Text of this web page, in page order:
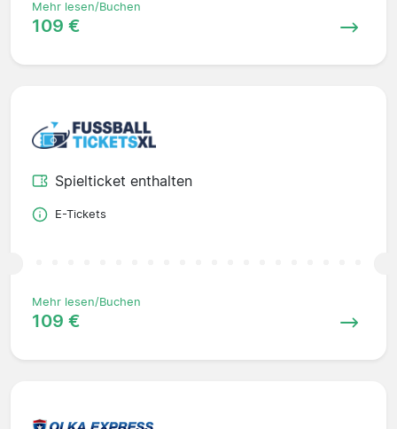
Mehr lesen/Buchen
109 €
Spielticket enthalten
E-Tickets
Mehr lesen/Buchen
109 €